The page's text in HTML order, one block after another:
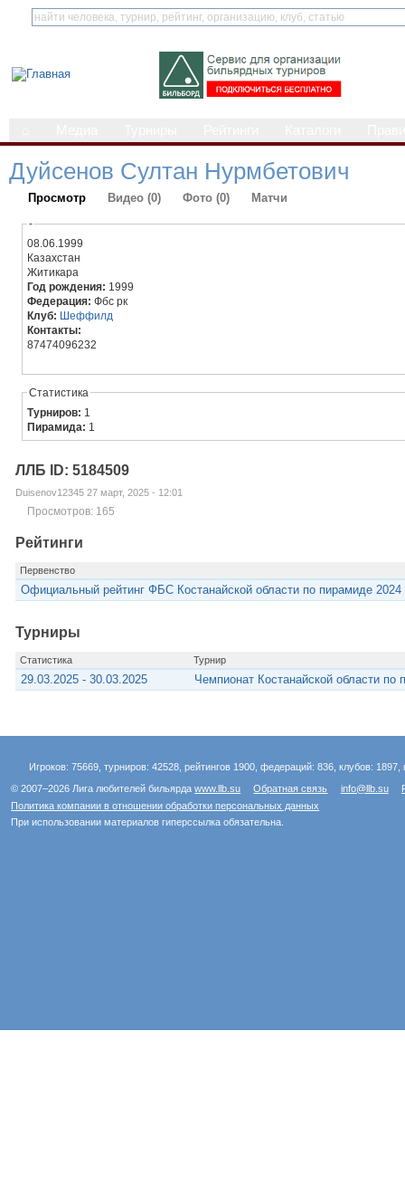
Дуйсенов Султан Нурмбетович
Просмотр Видео (0) Фото (0) Матчи
-
08.06.1999
Казахстан
Житикара
Год рождения: 1999
Федерация:Фбс рк
Клуб: Шеффилд
Контакты:
87474096232
Статистика
Турниров: 1
Пирамида: 1
ЛЛБ ID: 5184509
Duisenov12345 27 март, 2025 - 12:01
Просмотров: 165
Рейтинги
Первенство
Официальный рейтинг ФБС Костанайской области по пирамиде 2024
Турниры
Статистика Турнир
29.03.2025 - 30.03.2025 Чемпионат Костанайской области по
Игроков: 75669, турниров: 42528, рейтингов 1900, федераций: 836, клубов:
© 2007–2026 Лига любителей бильярдаwww.llb.su Обратная связь info@llb.su
Политика компании в отношении обработки персональных данных
При использовании материалов гиперссылка обязательна.